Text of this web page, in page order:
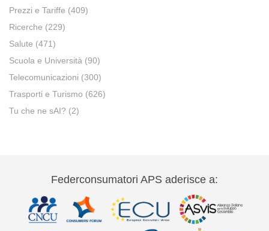
Prezzi e Tariffe (409)
Ricerche (229)
Salute (471)
Scuola e Università (90)
Telecomunicazioni (300)
Trasporti e Turismo (626)
Tu che ne sAI? (2)
Federconsumatori APS aderisce a: